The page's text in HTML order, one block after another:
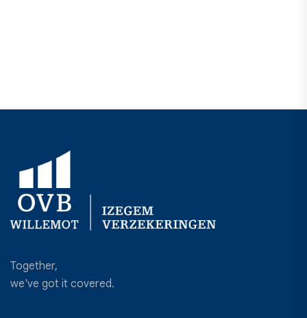
Together,
we've got it covered.